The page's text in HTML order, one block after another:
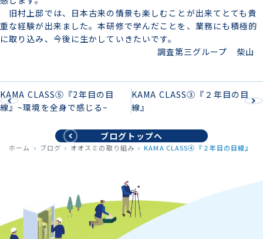
旧村上邸では、日本古来の情景も楽しむことが出来てとても貴
重な経験が出来ました。本研修で学んだことを、業務にも積極的
に取り込み、今後に生かしていきたいです。
調査第三グループ 柴山
KAMA CLASS⑤『2年目の目
線』~環境を全身で感じる~
KAMA CLASS③『２年目の目
線』
ブログトップへ
ホーム ブログ オオスミの取り組み KAMA CLASS④『２年目の目線』